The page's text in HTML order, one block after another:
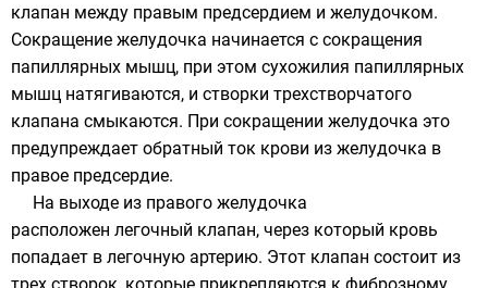
клапан между правым предсердием и желудочком.
Сокращение желудочка начинается с сокращения
папиллярных мышц, при этом сухожилия папиллярных
мышц натягиваются, и створки трехстворчатого
клапана смыкаются. При сокращении желудочка это
предупреждает обратный ток крови из желудочка в
правое предсердие.
На выходе из правого желудочка
расположен легочный клапан, через который кровь
попадает в легочную артерию. Этот клапан состоит из